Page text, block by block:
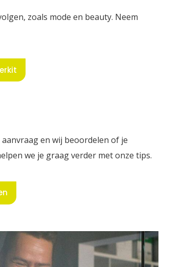
zoals mode en beauty. Neem
en wij beoordelen of je
we je graag verder met onze tips.